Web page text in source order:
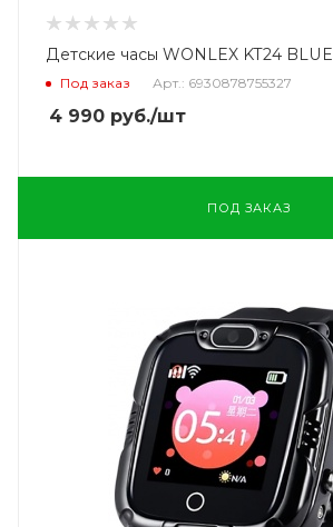
Детские часы WONLEX KT24 BLUE
Под заказ Арт.: 6930878755327
4 990 руб./шт
ПОД ЗАКАЗ